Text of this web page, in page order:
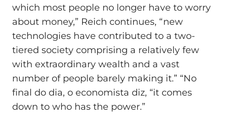
which most people no longer have to worry
about money,” Reich continues, “new
technologies have contributed to a two-
tiered society comprising a relatively few
with extraordinary wealth and a vast
number of people barely making it.” “No
final do dia, o economista diz, “it comes
down to who has the power.”